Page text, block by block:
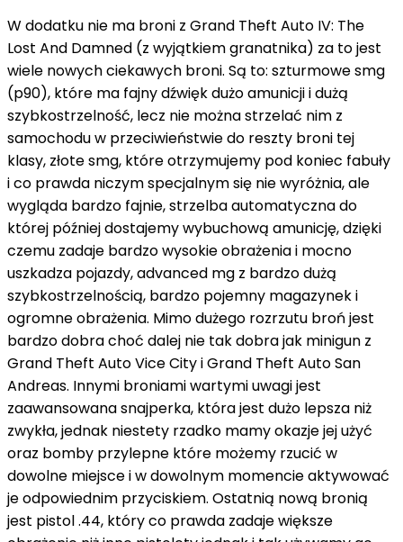
W dodatku nie ma broni z Grand Theft Auto IV: The
Lost And Damned (z wyjątkiem granatnika) za to jest
wiele nowych ciekawych broni. Są to: szturmowe smg
(p90), które ma fajny dźwięk dużo amunicji i dużą
szybkostrzelność, lecz nie można strzelać nim z
samochodu w przeciwieństwie do reszty broni tej
klasy, złote smg, które otrzymujemy pod koniec fabuły
i co prawda niczym specjalnym się nie wyróżnia, ale
wygląda bardzo fajnie, strzelba automatyczna do
której później dostajemy wybuchową amunicję, dzięki
czemu zadaje bardzo wysokie obrażenia i mocno
uszkadza pojazdy, advanced mg z bardzo dużą
szybkostrzelnością, bardzo pojemny magazynek i
ogromne obrażenia. Mimo dużego rozrzutu broń jest
bardzo dobra choć dalej nie tak dobra jak minigun z
Grand Theft Auto Vice City i Grand Theft Auto San
Andreas. Innymi broniami wartymi uwagi jest
zaawansowana snajperka, która jest dużo lepsza niż
zwykła, jednak niestety rzadko mamy okazje jej użyć
oraz bomby przylepne które możemy rzucić w
dowolne miejsce i w dowolnym momencie aktywować
je odpowiednim przyciskiem. Ostatnią nową bronią
jest pistol .44, który co prawda zadaje większe